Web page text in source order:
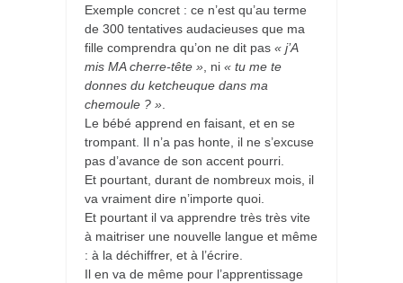
Exemple concret : ce n’est qu’au terme
de 300 tentatives audacieuses que ma
fille comprendra qu’on ne dit pas « j’A
mis MA cherre-tête », ni « tu me te
donnes du ketcheuque dans ma
chemoule ? ».
Le bébé apprend en faisant, et en se
trompant. Il n’a pas honte, il ne s’excuse
pas d’avance de son accent pourri.
Et pourtant, durant de nombreux mois, il
va vraiment dire n’importe quoi.
Et pourtant il va apprendre très très vite
à maitriser une nouvelle langue et même
: à la déchiffrer, et à l’écrire.
Il en va de même pour l’apprentissage